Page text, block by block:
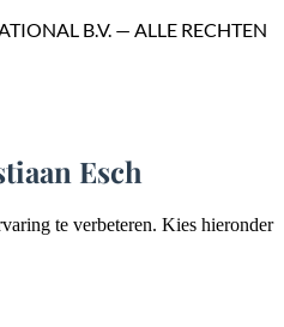
B.V. — ALLE RECHTEN
Esch
te verbeteren. Kies hieronder